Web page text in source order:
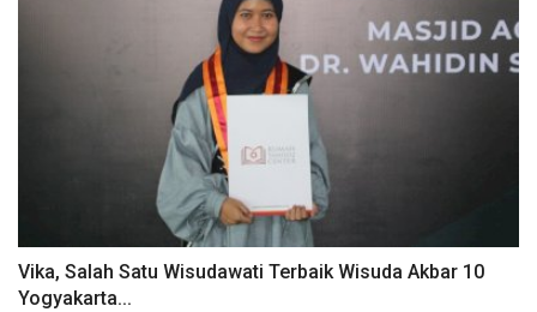
Vika, Salah Satu Wisudawati Terbaik Wisuda Akbar 10
Yogyakarta...